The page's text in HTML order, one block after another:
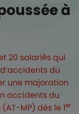
à
20 salariés qui
du
une majoration
accidents du
MP) dès le 1er